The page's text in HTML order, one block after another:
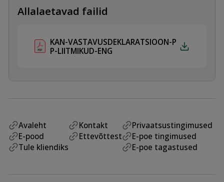
Allalaetavad failid
KAN-VASTAVUSDEKLARATSIOON-P
P-LIITMIKUD-ENG
Avaleht
E-pood
Tule kliendiks
Kontakt
Ettevõttest
Privaatsustingimused
E-poe tingimused
E-poe tagastused